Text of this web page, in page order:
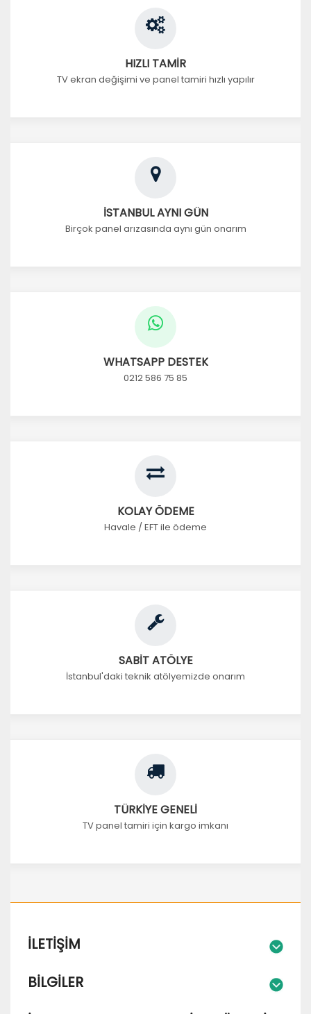
HIZLI TAMİR
TV ekran değişimi ve panel tamiri hızlı yapılır
İSTANBUL AYNI GÜN
Birçok panel arızasında aynı gün onarım
WHATSAPP DESTEK
0212 586 75 85
KOLAY ÖDEME
Havale / EFT ile ödeme
SABİT ATÖLYE
İstanbul'daki teknik atölyemizde onarım
TÜRKİYE GENELİ
TV panel tamiri için kargo imkanı
İLETIŞIM
BILGILER